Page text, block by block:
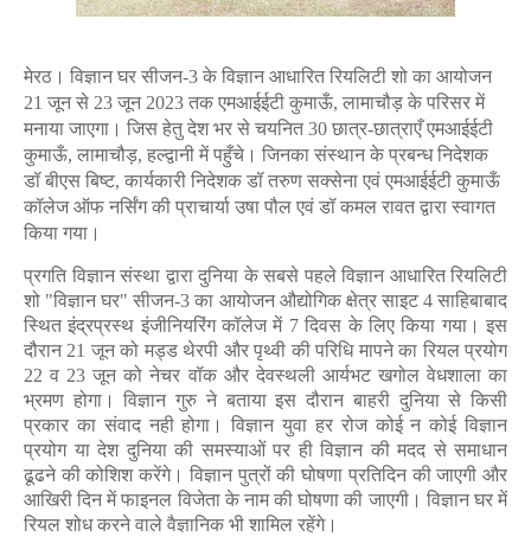
मेरठ। विज्ञान घर सीजन-3 के विज्ञान आधारित रियलिटी शो का आयोजन
21 जून से 23 जून 2023 तक एमआईईटी कुमाऊँ, लामाचौड़ के परिसर में
मनाया जाएगा। जिस हेतु देश भर से चयनित 30 छात्र-छात्राएँ एमआईईटी
कुमाऊँ, लामाचौड़, हल्द्वानी में पहुँचे। जिनका संस्थान के प्रबन्ध निदेशक
डॉ बीएस बिष्ट, कार्यकारी निदेशक डॉ तरुण सक्सेना एवं एमआईईटी कुमाऊँ
कॉलेज ऑफ नर्सिंग की प्राचार्या उषा पौल एवं डॉ कमल रावत द्वारा स्वागत
किया गया।
प्रगति विज्ञान संस्था द्वारा दुनिया के सबसे पहले विज्ञान आधारित रियलिटी
शो "विज्ञान घर" सीजन-3 का आयोजन औद्योगिक क्षेत्र साइट 4 साहिबाबाद
स्थित इंद्रप्रस्थ इंजीनियरिंग कॉलेज में 7 दिवस के लिए किया गया। इस
दौरान 21 जून को मड्ड थेरपी और पृथ्वी की परिधि मापने का रियल प्रयोग
22 व 23 जून को नेचर वॉक और देवस्थली आर्यभट खगोल वेधशाला का
भ्रमण होगा। विज्ञान गुरु ने बताया इस दौरान बाहरी दुनिया से किसी
प्रकार का संवाद नही होगा। विज्ञान युवा हर रोज कोई न कोई विज्ञान
प्रयोग या देश दुनिया की समस्याओं पर ही विज्ञान की मदद से समाधान
ढूढने की कोशिश करेंगे। विज्ञान पुत्रों की घोषणा प्रतिदिन की जाएगी और
आखिरी दिन में फाइनल विजेता के नाम की घोषणा की जाएगी। विज्ञान घर में
रियल शोध करने वाले वैज्ञानिक भी शामिल रहेंगे।